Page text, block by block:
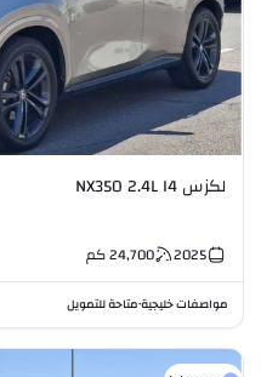
لكزس NX350 2.4L I4
2025
24,700كم
مواصفات خليجية•متاحة للتمويل